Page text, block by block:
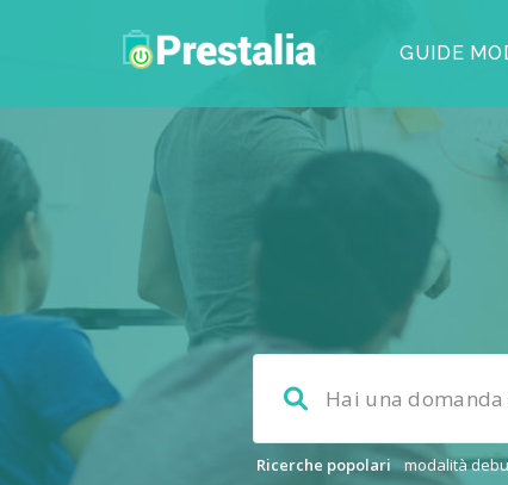
GUIDE
Ricerche popolari modalità